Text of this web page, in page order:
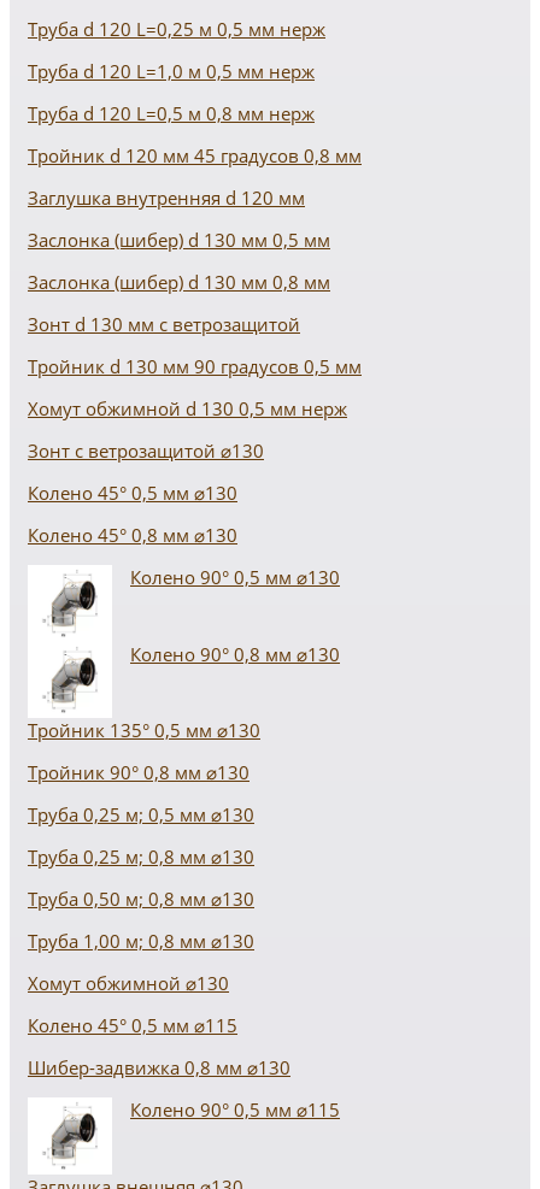
Труба d 120 L=0,25 м 0,5 мм нерж
Труба d 120 L=1,0 м 0,5 мм нерж
Труба d 120 L=0,5 м 0,8 мм нерж
Тройник d 120 мм 45 градусов 0,8 мм
Заглушка внутренняя d 120 мм
Заслонка (шибер) d 130 мм 0,5 мм
Заслонка (шибер) d 130 мм 0,8 мм
Зонт d 130 мм с ветрозащитой
Тройник d 130 мм 90 градусов 0,5 мм
Хомут обжимной d 130 0,5 мм нерж
Зонт с ветрозащитой ⌀130
Колено 45° 0,5 мм ⌀130
Колено 45° 0,8 мм ⌀130
Колено 90° 0,5 мм ⌀130
Колено 90° 0,8 мм ⌀130
Тройник 135° 0,5 мм ⌀130
Тройник 90° 0,8 мм ⌀130
Труба 0,25 м; 0,5 мм ⌀130
Труба 0,25 м; 0,8 мм ⌀130
Труба 0,50 м; 0,8 мм ⌀130
Труба 1,00 м; 0,8 мм ⌀130
Хомут обжимной ⌀130
Колено 45° 0,5 мм ⌀115
Шибер-задвижка 0,8 мм ⌀130
Колено 90° 0,5 мм ⌀115